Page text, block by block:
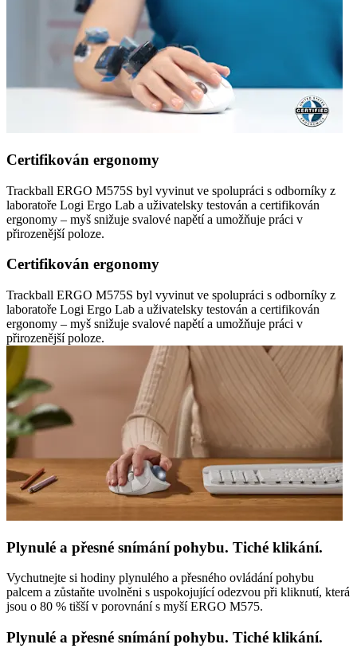
Certifikován ergonomy
Trackball ERGO M575S byl vyvinut ve spolupráci s odborníky z
laboratoře Logi Ergo Lab a uživatelsky testován a certifikován
ergonomy – myš snižuje svalové napětí a umožňuje práci v
přirozenější poloze.
Certifikován ergonomy
Trackball ERGO M575S byl vyvinut ve spolupráci s odborníky z
laboratoře Logi Ergo Lab a uživatelsky testován a certifikován
ergonomy – myš snižuje svalové napětí a umožňuje práci v
přirozenější poloze.
Plynulé a přesné snímání pohybu. Tiché klikání.
Vychutnejte si hodiny plynulého a přesného ovládání pohybu
palcem a zůstaňte uvolněni s uspokojující odezvou při kliknutí, která
jsou o 80 % tišší v porovnání s myší ERGO M575.
Plynulé a přesné snímání pohybu. Tiché klikání.